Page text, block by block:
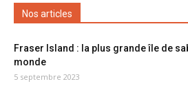
Nos articles
Fraser Island : la plus grande île de
monde
5 septembre 2023